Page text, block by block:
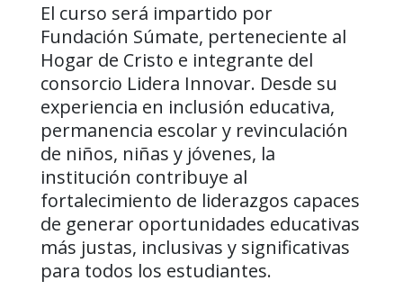
El curso será impartido por
Fundación Súmate, perteneciente al
Hogar de Cristo e integrante del
consorcio Lidera Innovar. Desde su
experiencia en inclusión educativa,
permanencia escolar y revinculación
de niños, niñas y jóvenes, la
institución contribuye al
fortalecimiento de liderazgos capaces
de generar oportunidades educativas
más justas, inclusivas y significativas
para todos los estudiantes.